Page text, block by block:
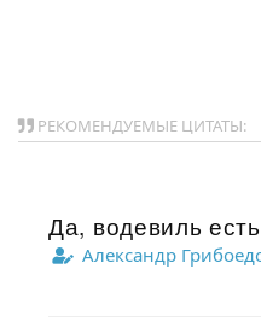
РЕКОМЕНДУЕМЫЕ ЦИТАТЫ:
Да, водевиль
Александр